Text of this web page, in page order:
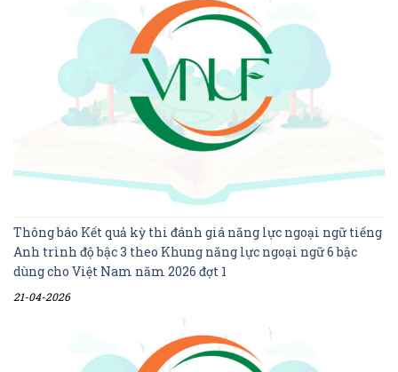
Thông báo Kết quả kỳ thi đánh giá năng lực ngoại ngữ tiếng
Anh trình độ bậc 3 theo Khung năng lực ngoại ngữ 6 bậc
dùng cho Việt Nam năm 2026 đợt 1
21-04-2026